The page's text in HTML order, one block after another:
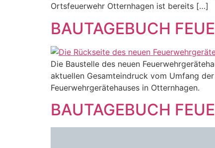
Ortsfeuerwehr Otternhagen ist bereits […]
BAUTAGEBUCH
Die Baustelle des neuen
aktuellen Gesamteindruck vom Umfang
Feuerwehrgerätehauses in Otternhagen.
BAUTAGEBUCH